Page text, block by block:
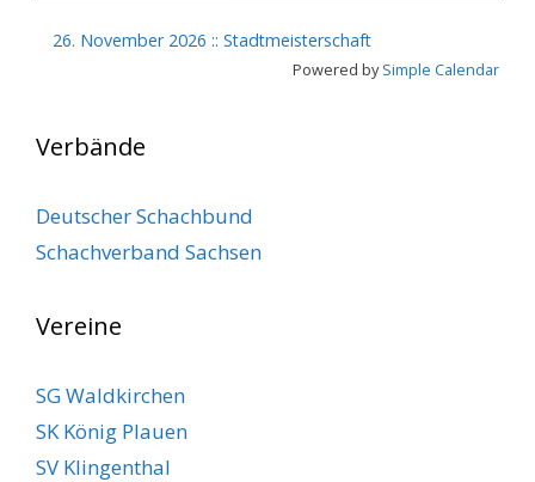
26. November 2026 :: Stadtmeisterschaft
Powered bySimple Calendar
Verbände
Deutscher Schachbund
Schachverband Sachsen
Vereine
SG Waldkirchen
SK König Plauen
SV Klingenthal